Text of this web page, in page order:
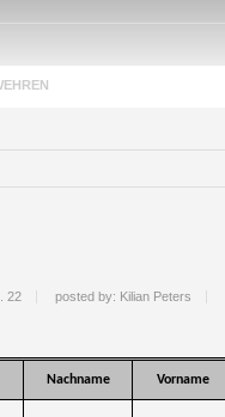
22 posted by: Kilian Peters
Nachname Vorname